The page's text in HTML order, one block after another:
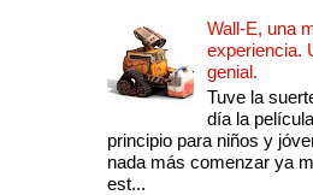
Wall-E, una
experiencia.
genial.
Tuve la
día la
principio para niños y
nada más comenzar ya
est...